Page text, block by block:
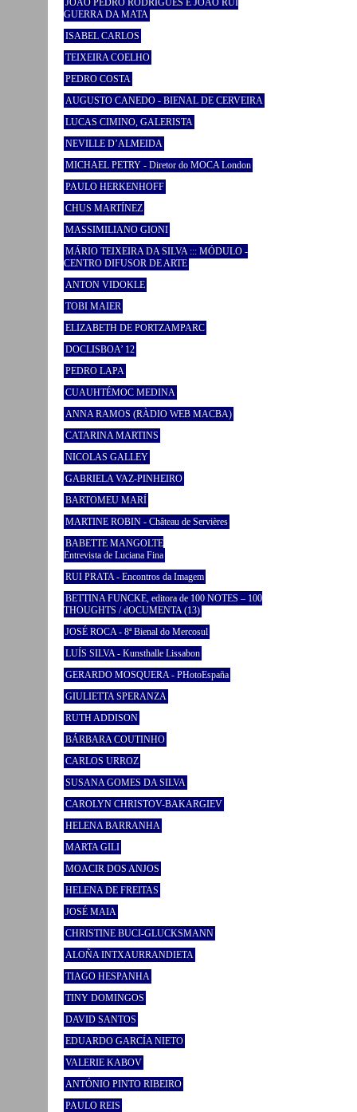
GUERRA DA MATA
ISABEL CARLOS
TEIXEIRA COELHO
PEDRO COSTA
AUGUSTO CANEDO - BIENAL DE CERVEIRA
LUCAS CIMINO, GALERISTA
NEVILLE D’ALMEIDA
MICHAEL PETRY - Diretor do MOCA London
PAULO HERKENHOFF
CHUS MARTÍNEZ
MASSIMILIANO GIONI
MÁRIO TEIXEIRA DA SILVA ::: MÓDULO -
CENTRO DIFUSOR DE ARTE
ANTON VIDOKLE
TOBI MAIER
ELIZABETH DE PORTZAMPARC
DOCLISBOA’ 12
PEDRO LAPA
CUAUHTÉMOC MEDINA
ANNA RAMOS (RÀDIO WEB MACBA)
CATARINA MARTINS
NICOLAS GALLEY
GABRIELA VAZ-PINHEIRO
BARTOMEU MARÍ
MARTINE ROBIN - Château de Servières
BABETTE MANGOLTE
Entrevista de Luciana Fina
RUI PRATA - Encontros da Imagem
BETTINA FUNCKE, editora de 100 NOTES – 100
THOUGHTS / dOCUMENTA (13)
JOSÉ ROCA - 8ª Bienal do Mercosul
LUÍS SILVA - Kunsthalle Lissabon
GERARDO MOSQUERA - PHotoEspaña
GIULIETTA SPERANZA
RUTH ADDISON
BÁRBARA COUTINHO
CARLOS URROZ
SUSANA GOMES DA SILVA
CAROLYN CHRISTOV-BAKARGIEV
HELENA BARRANHA
MARTA GILI
MOACIR DOS ANJOS
HELENA DE FREITAS
JOSÉ MAIA
CHRISTINE BUCI-GLUCKSMANN
ALOÑA INTXAURRANDIETA
TIAGO HESPANHA
TINY DOMINGOS
DAVID SANTOS
EDUARDO GARCÍA NIETO
VALERIE KABOV
ANTÓNIO PINTO RIBEIRO
PAULO REIS